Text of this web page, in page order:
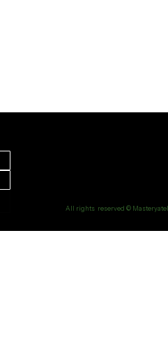
All rights reserved ©